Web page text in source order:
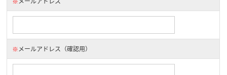
※メールアドレス（確認用）